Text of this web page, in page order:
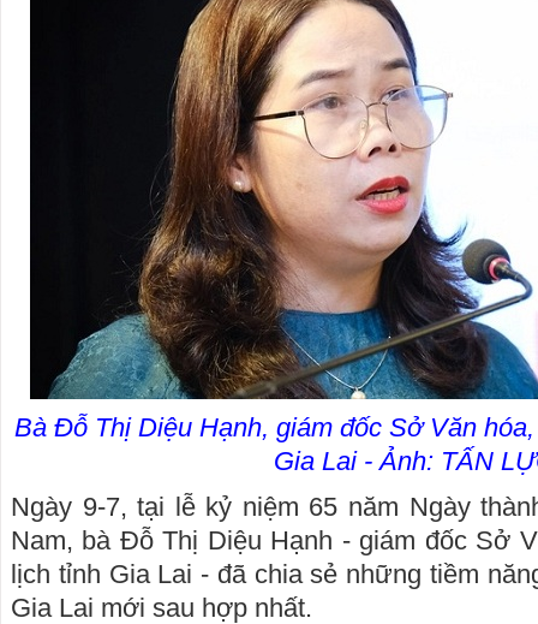
Bà Đỗ Thị Diệu Hạnh, giám đốc Sở Văn
Gia Lai - Ảnh: TẤN
Ngày 9-7, tại lễ kỷ niệm 65 năm Ngày
Nam, bà Đỗ Thị Diệu Hạnh - giám đốc Sở
lịch tỉnh Gia Lai - đã chia sẻ những tiềm
Gia Lai mới sau hợp nhất.